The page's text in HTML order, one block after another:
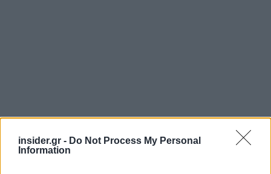
insider.gr - Do Not Process My Personal
Information